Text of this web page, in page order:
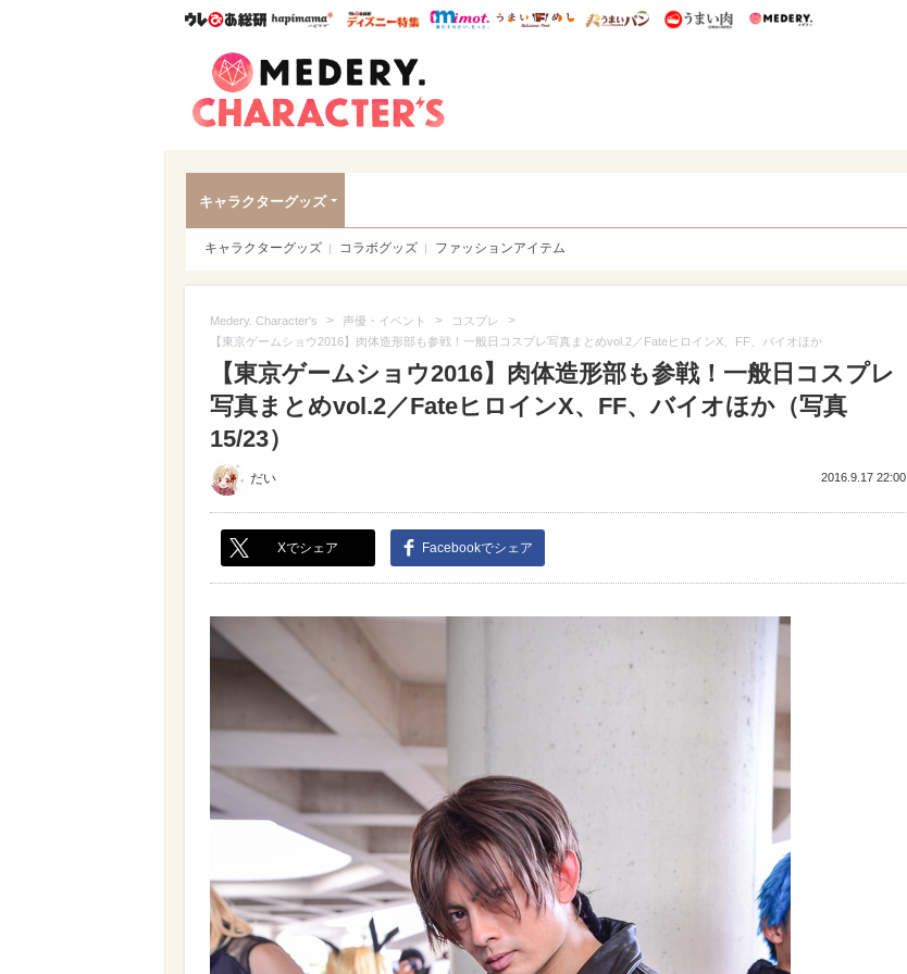
ウレぴあ総研ハピママ* ウレぴあ総研 ディズニー特集
mimot. うまいめし うまいパン うまい肉
キャラクターグッズ
キャラクターグッズ コラボグッズ ファッションアイテム
Medery. Character's > 声優・イベント > コスプレ >
【東京ゲームショウ2016】肉体造形部も参戦！一般日コスプレ写真まとめvol.2／FateヒロインX、FF、バイオほか
【東京ゲームショウ2016】肉体造形部も参戦！一般日コスプレ
写真まとめvol.2／FateヒロインX、FF、バイオほか（写真
15/23）
だい 2016.9.17 22:00
Xでシェア Facebookでシェア